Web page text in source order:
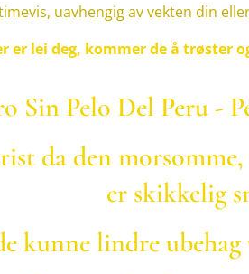
uavhengig av vekten din
er lei deg, kommer de å trøster
Sin Pelo Del Peru -
da den
er skikkelig
kunne lindre ubehag